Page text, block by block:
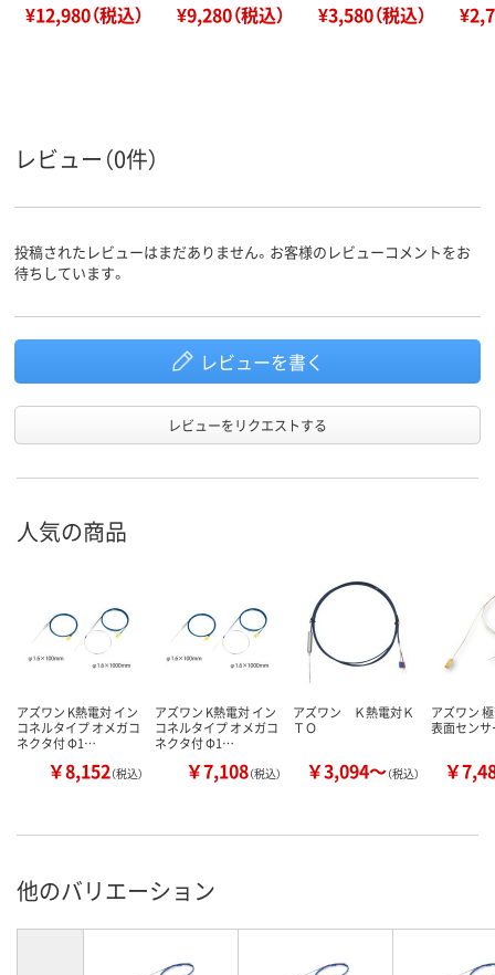
¥12,980（税込） ¥9,280（税込） ¥3,580（税込）
レビュー（0件）
投稿されたレビューはまだありません。お客様のレビューコメントをお
待ちしています。
レビューを書く
レビューをリクエストする
人気の商品
アズワン K熱電対 イン
コネルタイプ オメガコ
ネクタ付 Φ1…
￥8,152（税込）
アズワン K熱電対 イン
コネルタイプ オメガコ
ネクタ付 Φ1…
￥7,108（税込）
アズワン Ｋ熱電対Ｋ
ＴＯ
￥3,094～（税込）
アズワン
表面センサ
￥
他のバリエーション